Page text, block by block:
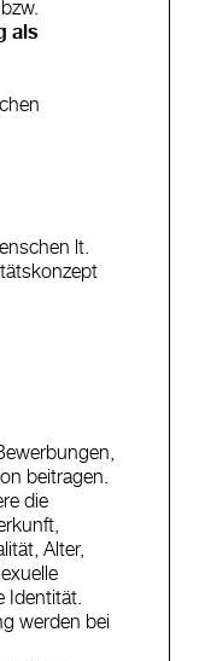
als
lt.
beitragen.
die
Alter,
Identität.
werden bei